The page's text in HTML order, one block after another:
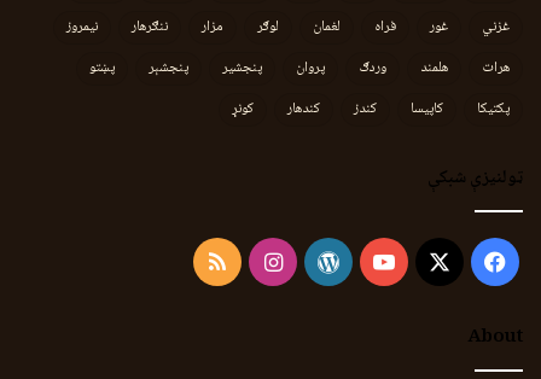
غزني
غور فراه لغمان لوګر مزار ننګرهار
نیمروز
هرات
هلمند وردګ پروان پنجشیر پنجشېر
پښتو
پکتیکا
کاپیسا کندز کندهار کونړ
ټولنیزې شبکې
Facebook
X
YouTube
WordPress
Instagram
RSS
About